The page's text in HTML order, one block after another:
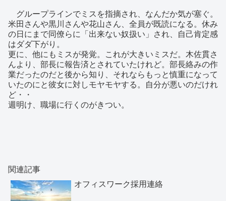
グループラインでミスを指摘され、なんだか気が塞ぐ。
米田さんや黒川さんや花山さん、全員が既読になる。休み
の日にまで同僚らに「出来ない奴扱い」され、自己肯定感
はダダ下がり。
更に、他にもミスが発覚。これが大きいミスだ。木佐貫さ
んより、部長に報告済とされていたけれど。部長絡みの作
業だったのだと後から知り、それならもっと慎重になって
いたのにと彼女に対しモヤモヤする。自分が悪いのだけれ
ど・・
週明け、職場に行くのがきつい。
関連記事
オフィスワーク採用連絡